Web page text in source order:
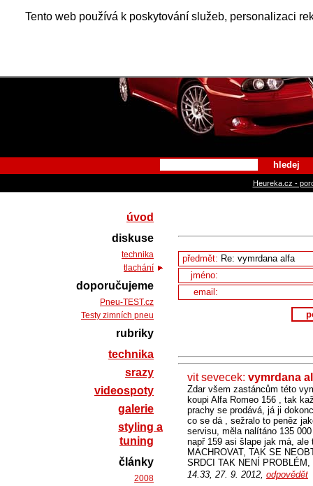
Tento web používá k poskytování služeb, personalizaci
Alfa
hledej
Heureka.cz -
předmět:
jméno:
email:
vit sevecek: vymrdana
Zdar všem zastáncům této
koupi Alfa Romeo 156 , tak
prachy se prodává, já ji
co se dá , sežralo to peněz
servisu, měla nalítáno 135
např 159 asi šlape jak má,
MACHROVAT, TAK SE
SRDCI TAK NENÍ
14.33, 27. 9. 2012, odpovědět
úvod
diskuse
technika
tlachání
doporučujeme
Pneu-TEST.cz
Testy zimních pneu
rubriky
technika
srazy
videospoty
galerie
styling a
tuning
články
2008